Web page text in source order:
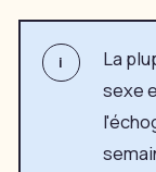
i
La
sexe